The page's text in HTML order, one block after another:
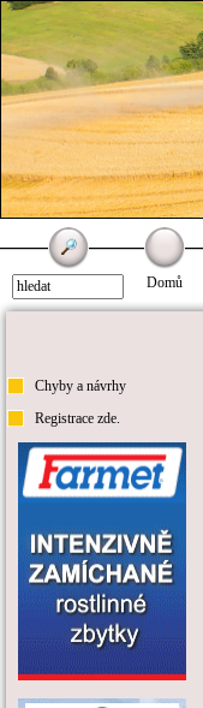
Domů
Chyby a návrhy
Registrace zde.